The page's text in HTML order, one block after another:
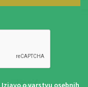
Izjavo o varstvu osebnih